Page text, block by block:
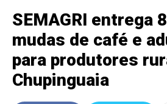
SEMAGRI entrega
mudas de café e
para produtores
Chupinguaia